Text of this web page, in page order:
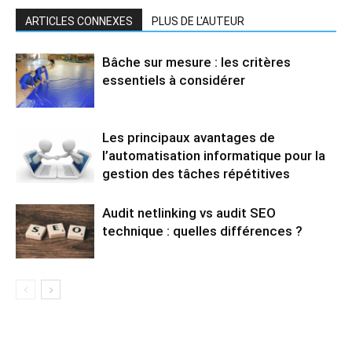
ARTICLES CONNEXES PLUS DE L'AUTEUR
Bâche sur mesure : les critères
essentiels à considérer
Les principaux avantages de
l’automatisation informatique pour la
gestion des tâches répétitives
Audit netlinking vs audit SEO
technique : quelles différences ?